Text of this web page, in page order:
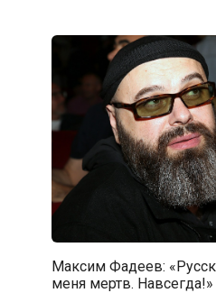
Максим Фадеев:
меня мертв. Навсегда!»